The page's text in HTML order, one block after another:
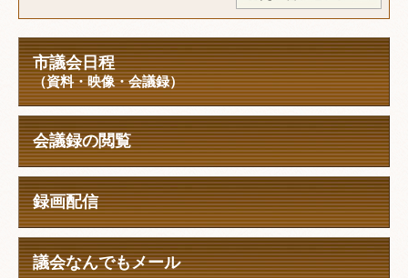
市議会日程
（資料・映像・会議録）
会議録の閲覧
録画配信
議会なんでもメール